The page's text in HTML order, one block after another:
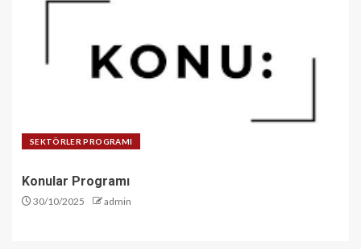
SEKTÖRLER PROGRAMI
Konular Programı
30/10/2025 admin